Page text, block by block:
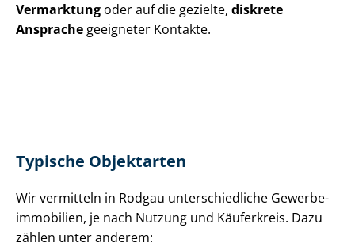
Vermarktung oder auf die gezielte, diskrete
Ansprachegeeigneter Kontakte.
Typische Objektarten
Wir vermitteln in Rodgau un­ter­schied­li­che Ge­wer­be­
im­mo­bi­li­en, je nach Nutzung und Käuferkreis. Dazu
zählen unter anderem: